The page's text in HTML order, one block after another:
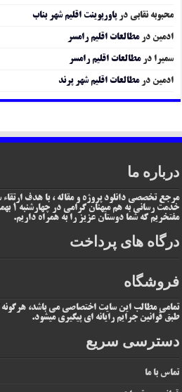
محبوبه نقابی درپاورپوینت اقلیم شهر بناب
ادمین درمطالعات اقلیم رامسر
سمیرا درمطالعات اقلیم رامسر
ادمین درمطالعات اقلیم شهر پرند
درباره ما
مرجع تخصصی دانلود پروژه و مقاله ، با هدف
مفتخریم که شما دوستان عزیز را به همراه داریم.
درگاه های پرداخت
فروشگاه
تمامی مطالب این سایت اختصاصی می باشد،
طبق قوانین جرایم رایانه ای پیگیری میشود.
دسترسی سریع
تماس با ما